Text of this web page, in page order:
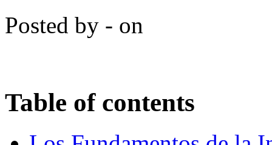
Posted by - on
Table of contents